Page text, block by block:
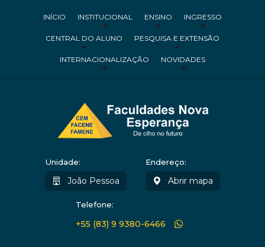
INÍCIO INSTITUCIONAL ENSINO INGRESSO
CENTRAL DO ALUNO PESQUISA E EXTENSÃO
INTERNACIONALIZAÇÃO NOVIDADES
Unidade:
João Pessoa
Endereço:
Abrir mapa
Telefone:
+55 (83) 9 9380-6466